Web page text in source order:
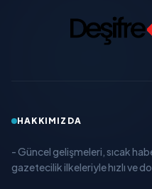
HAKKIMIZDA
- Güncel gelişmeleri, sıcak
gazetecilik ilkeleriyle hızlı ve